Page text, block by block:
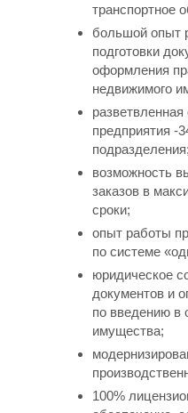
транспортное
большой опыт
подготовки
оформления
недвижимого
предприятия -
подразделения;
возможность
заказов в
сроки;
опыт работы
по системе
юридическое
документов и
по введению в
имущества;
100%